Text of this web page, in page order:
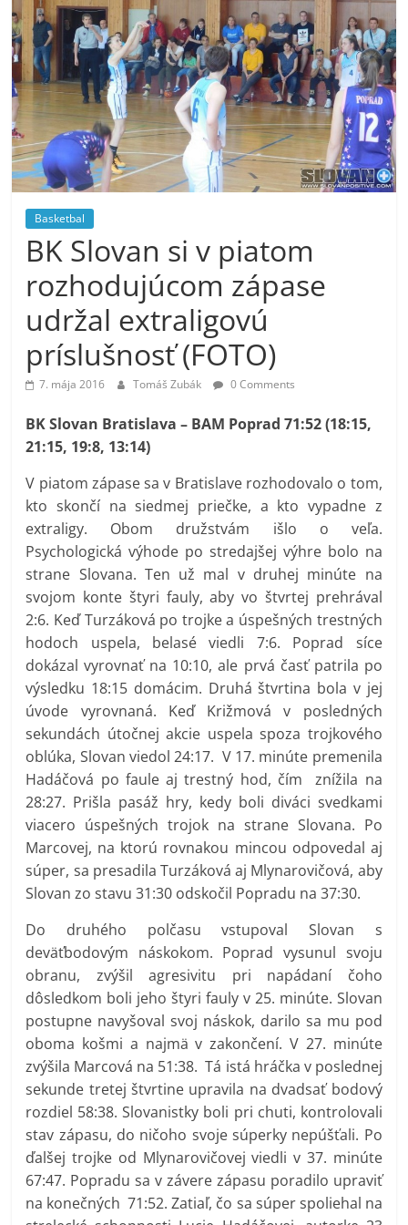
Basketbal
BK Slovan si v piatom
rozhodujúcom zápase
udržal extraligovú
príslušnosť (FOTO)
7. mája 2016 Tomáš Zubák 0 Comments
BK Slovan Bratislava – BAM Poprad 71:52 (18:15,
21:15, 19:8, 13:14)
V piatom zápase sa v Bratislave rozhodovalo o tom,
kto skončí na siedmej priečke, a kto vypadne z
extraligy. Obom družstvám išlo o veľa.
Psychologická výhode po stredajšej výhre bolo na
strane Slovana. Ten už mal v druhej minúte na
svojom konte štyri fauly, aby vo štvrtej prehrával
2:6. Keď Turzáková po trojke a úspešných trestných
hodoch uspela, belasé viedli 7:6. Poprad síce
dokázal vyrovnať na 10:10, ale prvá časť patrila po
výsledku 18:15 domácim. Druhá štvrtina bola v jej
úvode vyrovnaná. Keď Križmová v posledných
sekundách útočnej akcie uspela spoza trojkového
oblúka, Slovan viedol 24:17. V 17. minúte premenila
Hadáčová po faule aj trestný hod, čím znížila na
28:27. Prišla pasáž hry, kedy boli diváci svedkami
viacero úspešných trojok na strane Slovana. Po
Marcovej, na ktorú rovnakou mincou odpovedal aj
súper, sa presadila Turzáková aj Mlynarovičová, aby
Slovan zo stavu 31:30 odskočil Popradu na 37:30.
Do druhého polčasu vstupoval Slovan s
deväťbodovým náskokom. Poprad vysunul svoju
obranu, zvýšil agresivitu pri napádaní čoho
dôsledkom boli jeho štyri fauly v 25. minúte. Slovan
postupne navyšoval svoj náskok, darilo sa mu pod
oboma košmi a najmä v zakončení. V 27. minúte
zvýšila Marcová na 51:38. Tá istá hráčka v poslednej
sekunde tretej štvrtine upravila na dvadsať bodový
rozdiel 58:38. Slovanistky boli pri chuti, kontrolovali
stav zápasu, do ničoho svoje súperky nepúšťali. Po
ďalšej trojke od Mlynarovičovej viedli v 37. minúte
67:47. Popradu sa v závere zápasu poradilo upraviť
na konečných 71:52. Zatiaľ, čo sa súper spoliehal na